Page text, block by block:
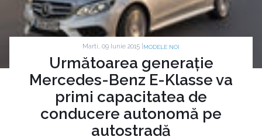
Marti, 09 Iunie 2015 | MODELE NOI
Următoarea generație
Mercedes-Benz E-Klasse va
primi capacitatea de
conducere autonomă pe
autostradă